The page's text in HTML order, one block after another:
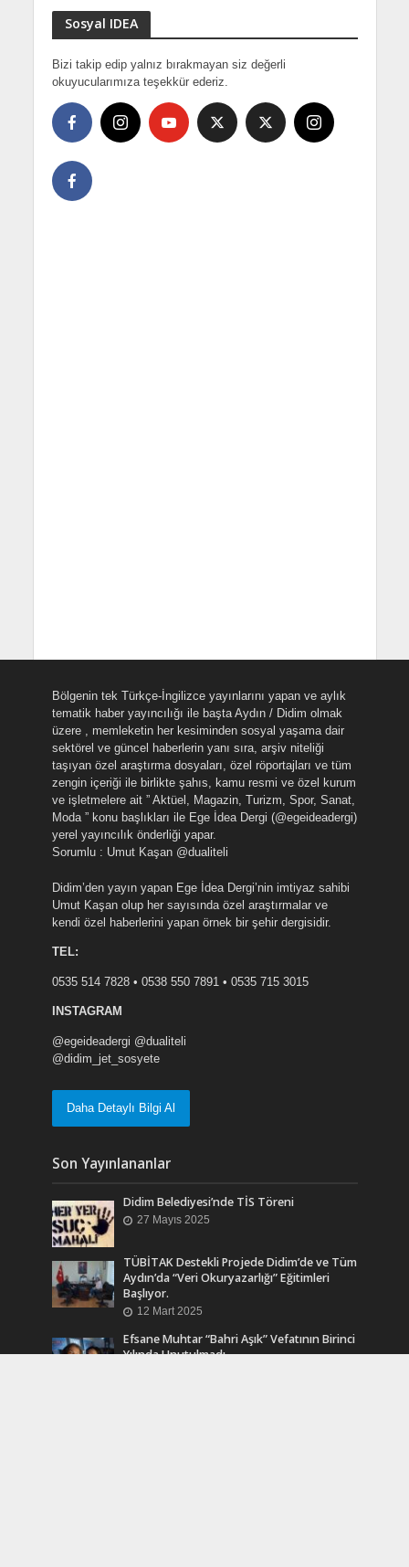
Sosyal IDEA
Bizi takip edip yalnız bırakmayan siz değerli
okuyucularımıza teşekkür ederiz.
Bölgenin tek Türkçe-İngilizce yayınlarını yapan ve aylık
tematik haber yayıncılığı ile başta Aydın / Didim olmak
üzere , memleketin her kesiminden sosyal yaşama dair
sektörel ve güncel haberlerin yanı sıra, arşiv niteliği
taşıyan özel araştırma dosyaları, özel röportajları ve tüm
zengin içeriği ile birlikte şahıs, kamu resmi ve özel kurum
ve işletmelere ait ” Aktüel, Magazin, Turizm, Spor, Sanat,
Moda ” konu başlıkları ile Ege İdea Dergi (@egeideadergi)
yerel yayıncılık önderliği yapar.
Sorumlu : Umut Kaşan @dualiteli
Didim’den yayın yapan Ege İdea Dergi’nin imtiyaz sahibi
Umut Kaşan olup her sayısında özel araştırmalar ve
kendi özel haberlerini yapan örnek bir şehir dergisidir.
TEL:
0535 514 7828 • 0538 550 7891 • 0535 715 3015
INSTAGRAM
@egeideadergi @dualiteli
@didim_jet_sosyete
Daha Detaylı Bilgi Al
Son Yayınlananlar
Didim Belediyesi’nde TİS Töreni
27 Mayıs 2025
TÜBİTAK Destekli Projede Didim’de ve Tüm
Aydın’da “Veri Okuryazarlığı” Eğitimleri
Başlıyor.
12 Mart 2025
Efsane Muhtar “Bahri Aşık” Vefatının Birinci
Yılında Unutulmadı